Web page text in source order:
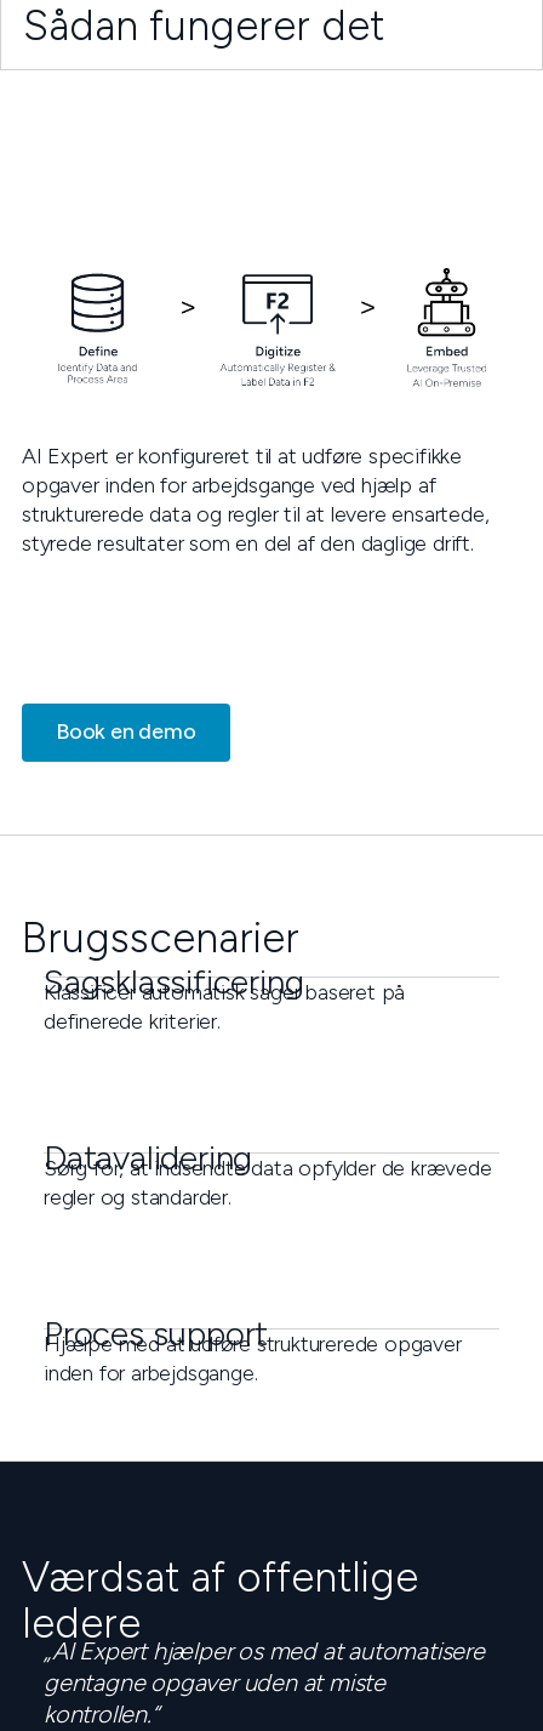
Sådan fungerer det
AI Expert er konfigureret til at udføre specifikke
opgaver inden for arbejdsgange ved hjælp af
strukturerede data og regler til at levere ensartede,
styrede resultater som en del af den daglige drift.
Book en demo
Brugsscenarier
Sagsklassificering
Klassificer automatisk sager baseret på
definerede kriterier.
Datavalidering
Sørg for, at indsendte data opfylder de krævede
regler og standarder.
Proces support
Hjælpe med at udføre strukturerede opgaver
inden for arbejdsgange.
Værdsat af offentlige
ledere
„AI Expert hjælper os med at automatisere
gentagne opgaver uden at miste
kontrollen.“